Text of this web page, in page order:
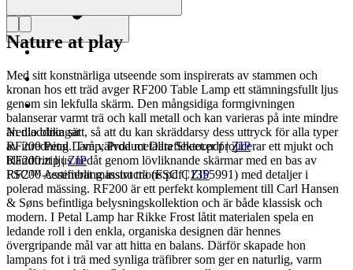
Nedladdningar
RF200 Petal Lamp, Product Data Sheet.pdf|ZIP
RF200.zip|ZIP
RF200 Assembling instructions.pdf|ZIP
Nature at play
Med sitt konstnärliga utseende som inspirerats av stammen och
kronan hos ett träd avger RF200 Table Lamp ett stämningsfullt ljus
genom sin lekfulla skärm. Den mångsidiga formgivningen
balanserar varmt trä och kall metall och kan varieras på inte mindre
än nio olika sätt, så att du kan skräddarsy dess uttryck för alla typer
av inredning. Två välvda metallreflektorer projicerar ett mjukt och
bländfritt ljus nedåt genom lövliknande skärmar med en bas av
FSC™-certifierat massivt trä (FSC C1355991) med detaljer i
polerad mässing. RF200 är ett perfekt komplement till Carl Hansen
& Søns befintliga belysningskollektion och är både klassisk och
modern. I Petal Lamp har Rikke Frost låtit materialen spela en
ledande roll i den enkla, organiska designen där hennes
övergripande mål var att hitta en balans. Därför skapade hon
lampans fot i trä med synliga träfibrer som ger en naturlig, varm